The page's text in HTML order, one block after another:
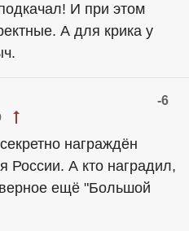
И при этом
А для крика у
-6
награждён
России. А кто наградил,
ещё "Большой